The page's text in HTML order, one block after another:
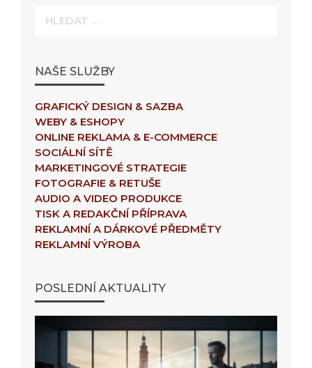
NAŠE SLUŽBY
GRAFICKÝ DESIGN & SAZBA
WEBY & ESHOPY
ONLINE REKLAMA & E-COMMERCE
SOCIÁLNÍ SÍTĚ
MARKETINGOVÉ STRATEGIE
FOTOGRAFIE & RETUŠE
AUDIO A VIDEO PRODUKCE
TISK A REDAKČNÍ PŘÍPRAVA
REKLAMNÍ A DÁRKOVÉ PŘEDMĚTY
REKLAMNÍ VÝROBA
POSLEDNÍ AKTUALITY